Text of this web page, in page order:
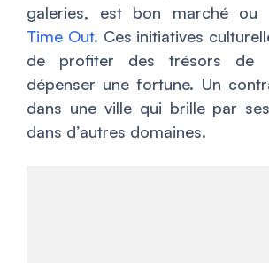
galeries, est bon marché ou
Time Out. Ces initiatives
de profiter des trésors de
dépenser une fortune. Un
dans une ville qui brille par
dans d’autres domaines.